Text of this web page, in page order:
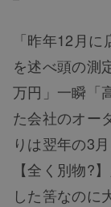
「昨年12月
を述べ頭の測
万円」一瞬「
た会社のオー
りは翌年の3
【全く別物?
した筈なのに